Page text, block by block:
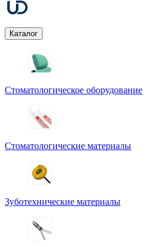
Каталог
Стоматологическое оборудование
Стоматологические материалы
Зуботехнические материалы